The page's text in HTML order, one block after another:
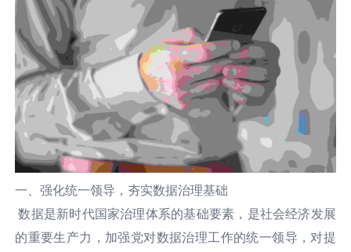
一、强化统一领导，夯实数据治理基础
数据是新时代国家治理体系的基础要素，是社会经济发展
的重要生产力，加强党对数据治理工作的统一领导，对提